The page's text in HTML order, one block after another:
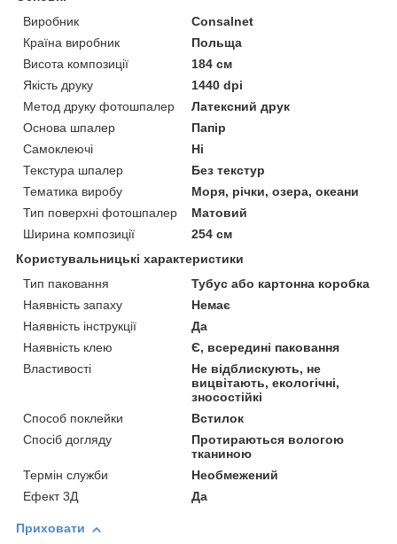
Виробник
Consalnet
Країна виробник
Польща
Висота композиції
184 см
Якість друку
1440 dpi
Метод друку фотошпалер
Латексний друк
Основа шпалер
Папір
Самоклеючі
Ні
Текстура шпалер
Без текстур
Тематика виробу
Моря, річки, озера, океани
Тип поверхні фотошпалер
Матовий
Ширина композиції
254 см
Користувальницькі характеристики
Тип паковання
Тубус або картонна коробка
Наявність запаху
Немає
Наявність інструкції
Да
Наявність клею
Є, всередині паковання
Властивості
Не відблискують, не
вицвітають, екологічні,
зносостійкі
Способ поклейки
Встилок
Спосіб догляду
Протираються вологою
тканиною
Термін служби
Необмежений
Ефект 3Д
Да
Приховати